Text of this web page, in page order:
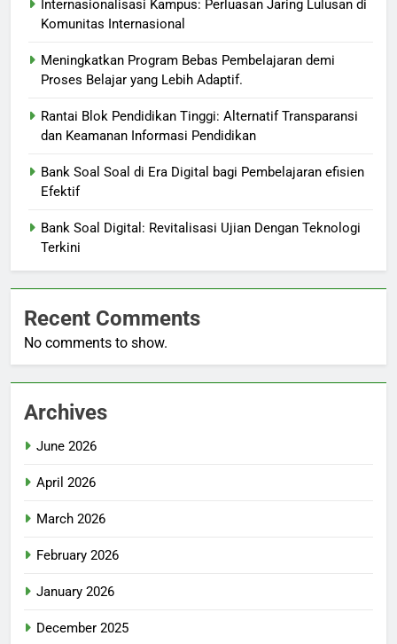
Internasionalisasi Kampus: Perluasan Jaring Lulusan di
Komunitas Internasional
Meningkatkan Program Bebas Pembelajaran demi
Proses Belajar yang Lebih Adaptif.
Rantai Blok Pendidikan Tinggi: Alternatif Transparansi
dan Keamanan Informasi Pendidikan
Bank Soal Soal di Era Digital bagi Pembelajaran efisien
Efektif
Bank Soal Digital: Revitalisasi Ujian Dengan Teknologi
Terkini
Recent Comments
No comments to show.
Archives
June 2026
April 2026
March 2026
February 2026
January 2026
December 2025